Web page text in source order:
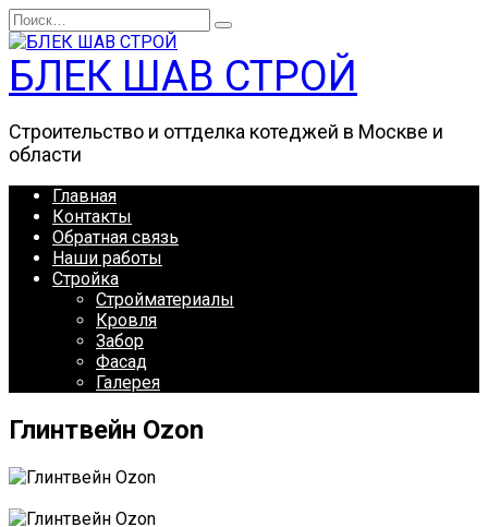
Перейти
к
содержанию
Search
for:
БЛЕК ШАВ СТРОЙ
Строительство и оттделка котеджей в Москве и
области
Главная
Контакты
Обратная связь
Наши работы
Стройка
Стройматериалы
Кровля
Забор
Фасад
Галерея
Глинтвейн Ozon